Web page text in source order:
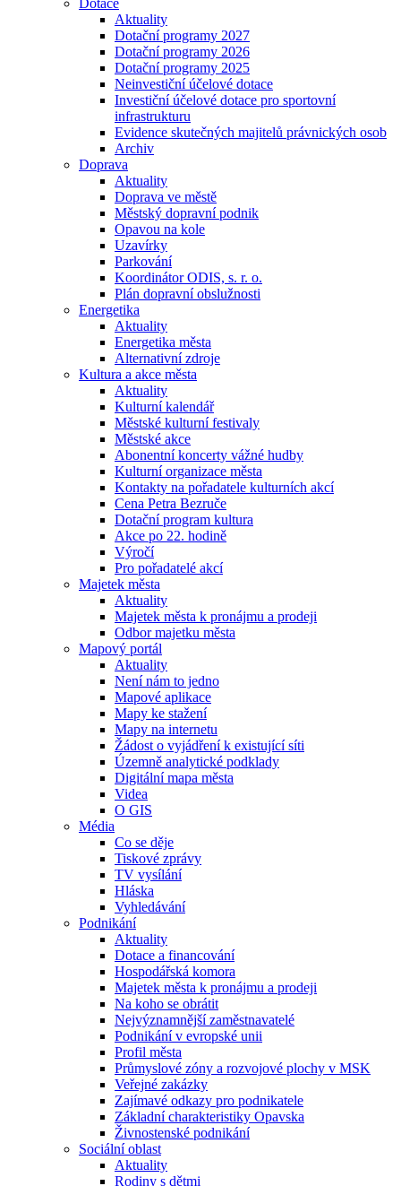
Dotace
Aktuality
Dotační programy 2027
Dotační programy 2026
Dotační programy 2025
Neinvestiční účelové dotace
Investiční účelové dotace pro sportovní
infrastrukturu
Evidence skutečných majitelů právnických osob
Archiv
Doprava
Aktuality
Doprava ve městě
Městský dopravní podnik
Opavou na kole
Uzavírky
Parkování
Koordinátor ODIS, s. r. o.
Plán dopravní obslužnosti
Energetika
Aktuality
Energetika města
Alternativní zdroje
Kultura a akce města
Aktuality
Kulturní kalendář
Městské kulturní festivaly
Městské akce
Abonentní koncerty vážné hudby
Kulturní organizace města
Kontakty na pořadatele kulturních akcí
Cena Petra Bezruče
Dotační program kultura
Akce po 22. hodině
Výročí
Pro pořadatelé akcí
Majetek města
Aktuality
Majetek města k pronájmu a prodeji
Odbor majetku města
Mapový portál
Aktuality
Není nám to jedno
Mapové aplikace
Mapy ke stažení
Mapy na internetu
Žádost o vyjádření k existující síti
Územně analytické podklady
Digitální mapa města
Videa
O GIS
Média
Co se děje
Tiskové zprávy
TV vysílání
Hláska
Vyhledávání
Podnikání
Aktuality
Dotace a financování
Hospodářská komora
Majetek města k pronájmu a prodeji
Na koho se obrátit
Nejvýznamnější zaměstnavatelé
Podnikání v evropské unii
Profil města
Průmyslové zóny a rozvojové plochy v MSK
Veřejné zakázky
Zajímavé odkazy pro podnikatele
Základní charakteristiky Opavska
Živnostenské podnikání
Sociální oblast
Aktuality
Rodiny s dětmi